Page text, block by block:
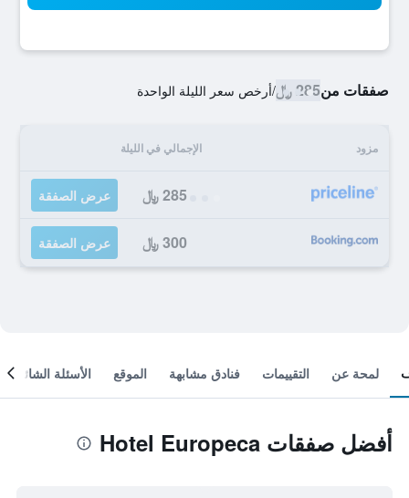
صفقات من285 ﷼ /أرخص سعر الليلة الواحدة
مزود الإجمالي في الليلة
285 ﷼ عرض الصفقة
300 ﷼ عرض الصفقة
لمحة عن التقييمات فنادق مشابهة الموقع الأسئلة الشائعة
أفضل صفقات Hotel Europeca